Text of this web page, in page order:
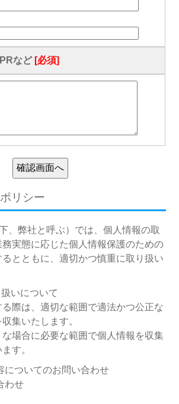
など [必須]
リシー
、弊社と呼ぶ）では、個人情報の取
務実態に応じた個人情報保護のための
とともに、適切かつ慎重に取り扱い
いについて
際は、適切な範囲で適法かつ公正な
集いたします。
場合に必要な範囲で個人情報を収集
す。
についてのお問い合わせ
わせ